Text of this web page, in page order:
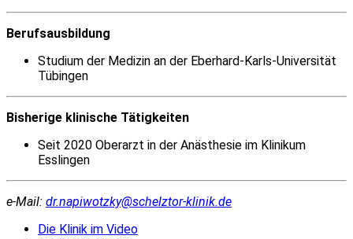
Berufsausbildung
Studium der Medizin an der Eberhard-Karls-Universität
Tübingen
Bisherige klinische Tätigkeiten
Seit 2020 Oberarzt in der Anästhesie im Klinikum
Esslingen
e-Mail: dr.napiwotzky@schelztor-klinik.de
Die Klinik im Video